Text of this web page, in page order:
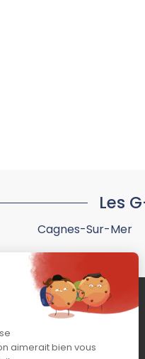
Les
Cagnes-Sur-Mer